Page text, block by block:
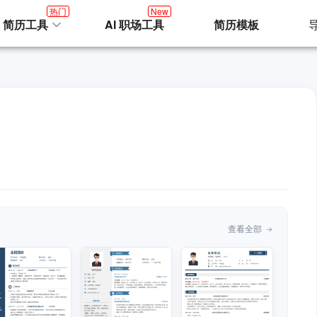
历工具
热门
AI 职场工具
New
简历模板
查看全部